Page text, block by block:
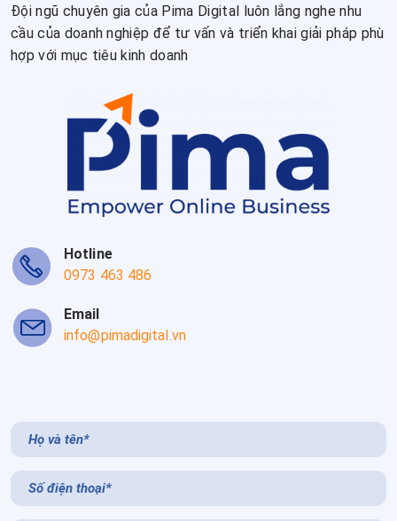
Đội ngũ chuyên gia của Pima Digital luôn lắng nghe nhu
cầu của doanh nghiệp để tư vấn và triển khai giải pháp phù
hợp với mục tiêu kinh doanh
Hotline
0973 463 486
Email
info@pimadigital.vn